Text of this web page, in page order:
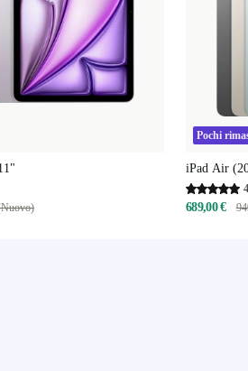
Pochi
iPad Air
689,00 €